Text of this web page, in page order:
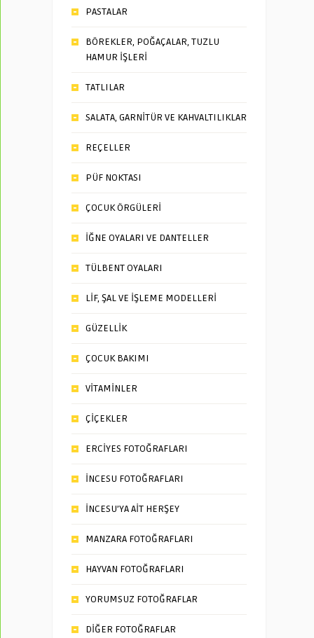
PASTALAR
BÖREKLER, POĞAÇALAR, TUZLU
HAMUR İŞLERİ
TATLILAR
SALATA, GARNİTÜR VE KAHVALTILIKLAR
REÇELLER
PÜF NOKTASI
ÇOCUK ÖRGÜLERİ
İĞNE OYALARI VE DANTELLER
TÜLBENT OYALARI
LİF, ŞAL VE İŞLEME MODELLERİ
GÜZELLİK
ÇOCUK BAKIMI
VİTAMİNLER
ÇİÇEKLER
ERCİYES FOTOĞRAFLARI
İNCESU FOTOĞRAFLARI
İNCESU’YA AİT HERŞEY
MANZARA FOTOĞRAFLARI
HAYVAN FOTOĞRAFLARI
YORUMSUZ FOTOĞRAFLAR
DİĞER FOTOĞRAFLAR